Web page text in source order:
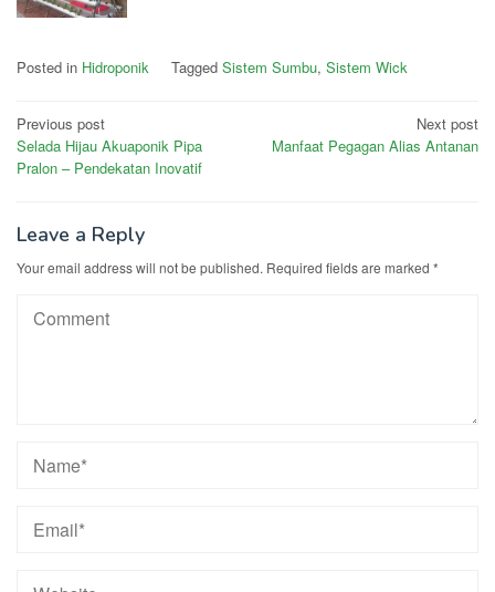
Posted in Hidroponik Tagged Sistem Sumbu, Sistem Wick
Post
navigation
Previous post
Selada Hijau Akuaponik Pipa
Pralon – Pendekatan Inovatif
Next post
Manfaat Pegagan Alias Antanan
Leave a Reply
Your email address will not be published. Required fields are marked *